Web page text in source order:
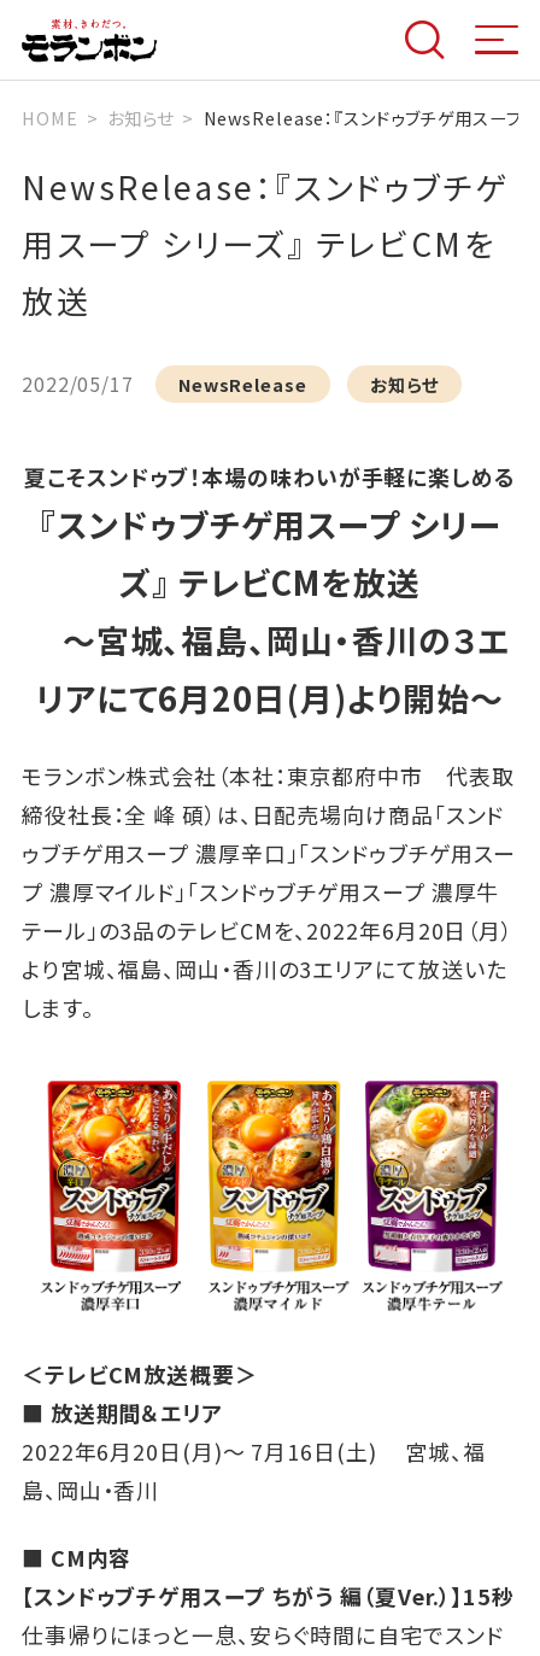
HOME お知らせ NewsRelease：『スンドゥブチゲ用スープ
NewsRelease：『スンドゥブチゲ
用スープ シリーズ』 テレビCMを
放送
2022/05/17 NewsRelease お知らせ
夏こそスンドゥブ！本場の味わいが手軽に楽しめる
『スンドゥブチゲ用スープ シリー
ズ』 テレビCMを放送
～宮城、福島、岡山・香川の３エ
リアにて6月20日(月)より開始～
モランボン株式会社（本社：東京都府中市 代表取
締役社長：全 峰 碩）は、日配売場向け商品「スンド
ゥブチゲ用スープ 濃厚辛口」「スンドゥブチゲ用スー
プ 濃厚マイルド」「スンドゥブチゲ用スープ 濃厚牛
テール」の3品のテレビCMを、2022年6月20日（月）
より宮城、福島、岡山・香川の3エリアにて放送いた
します。
＜テレビCM放送概要＞
■ 放送期間＆エリア
2022年6月20日(月)～ 7月16日(土) 宮城、福
島、岡山・香川
■ CM内容
【スンドゥブチゲ用スープ ちがう 編（夏Ver.）】15秒
仕事帰りにほっと一息、安らぐ時間に自宅でスンド